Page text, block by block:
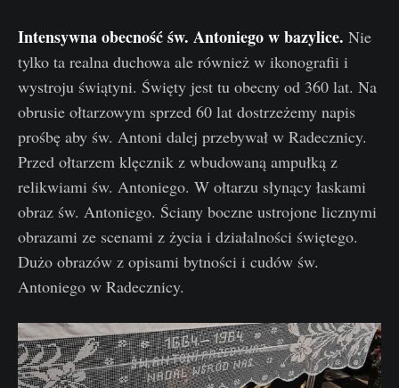
Intensywna obecność św. Antoniego w bazylice. Nie
tylko ta realna duchowa ale również w ikonografii i
wystroju świątyni. Święty jest tu obecny od 360 lat. Na
obrusie ołtarzowym sprzed 60 lat dostrzeżemy napis
prośbę aby św. Antoni dalej przebywał w Radecznicy.
Przed ołtarzem klęcznik z wbudowaną ampułką z
relikwiami św. Antoniego. W ołtarzu słynący łaskami
obraz św. Antoniego. Ściany boczne ustrojone licznymi
obrazami ze scenami z życia i działalności świętego.
Dużo obrazów z opisami bytności i cudów św.
Antoniego w Radecznicy.